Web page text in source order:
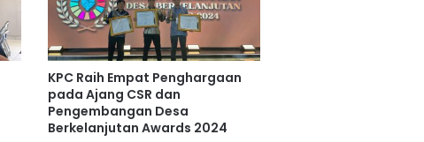
KPC Raih Empat Penghargaan
pada Ajang CSR dan
Pengembangan Desa
Berkelanjutan Awards 2024